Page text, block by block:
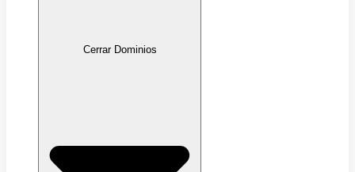
Cerrar Dominios